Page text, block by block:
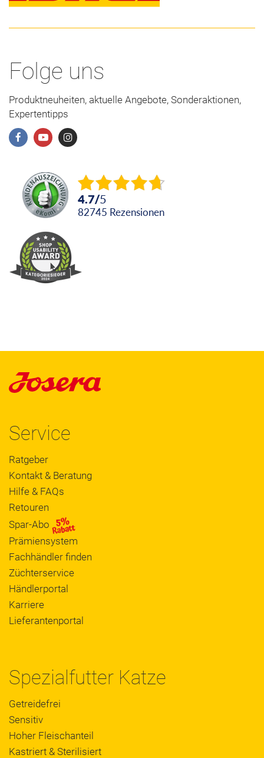
Folge uns
Produktneuheiten, aktuelle Angebote, Sonderaktionen,
Expertentipps
4.7/5
82745 Rezensionen
Service
Ratgeber
Kontakt & Beratung
Hilfe & FAQs
Retouren
Spar-Abo
Prämiensystem
Fachhändler finden
Züchterservice
Händlerportal
Karriere
Lieferantenportal
Spezialfutter Katze
Getreidefrei
Sensitiv
Hoher Fleischanteil
Kastriert & Sterilisiert